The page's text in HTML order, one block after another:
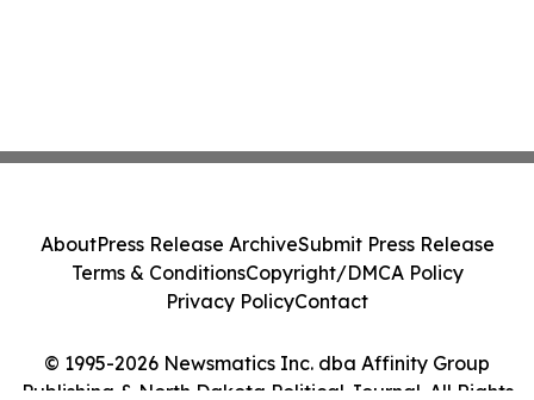
© 1995-2026 Newsmatics Inc. dba Affinity Group
Publishing & North Dakota Political Journal. All Rights
AboutPress Release ArchiveSubmit Press Release
Terms & ConditionsCopyright/DMCA Policy
Privacy PolicyContact